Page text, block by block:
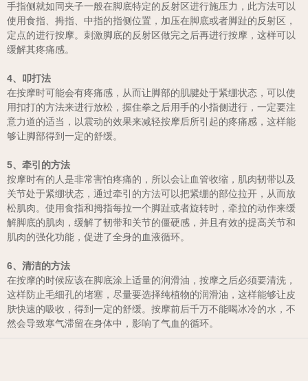
手指侧就如同夹子一般在脚底特定的反射区进行施压力，此方法可以
使用食指、拇指、中指的指侧位置，加压在脚底或者脚趾的反射区，
定点的进行按摩。刺激脚底的反射区做完之后再进行按摩，这样可以
缓解其疼痛感。
4、叩打法
在按摩时可能会有疼痛感，从而让脚部的肌腱处于紧绷状态，可以使
用扣打的方法来进行放松，握住拳之后用手的小指侧进行，一定要注
意力道的适当，以震动的效果来减轻按摩后所引起的疼痛感，这样能
够让脚部得到一定的舒缓。
5、牵引的方法
按摩时有的人是非常害怕疼痛的，所以会让血管收缩，肌肉韧带以及
关节处于紧绷状态，通过牵引的方法可以把紧绷的部位拉开，从而放
松肌肉。使用食指和拇指每拉一个脚趾或者旋转时，牵拉的动作来缓
解脚底的肌肉，缓解了韧带和关节的僵硬感，并且有效的提高关节和
肌肉的强化功能，促进了全身的血液循环。
6、清洁的方法
在按摩的时候应该在脚底涂上适量的润滑油，按摩之后必须要清洗，
这样防止毛细孔的堵塞，尽量要选择纯植物的润滑油，这样能够让皮
肤快速的吸收，得到一定的舒缓。按摩前后千万不能喝冰冷的水，不
然会导致寒气滞留在身体中，影响了气血的循环。